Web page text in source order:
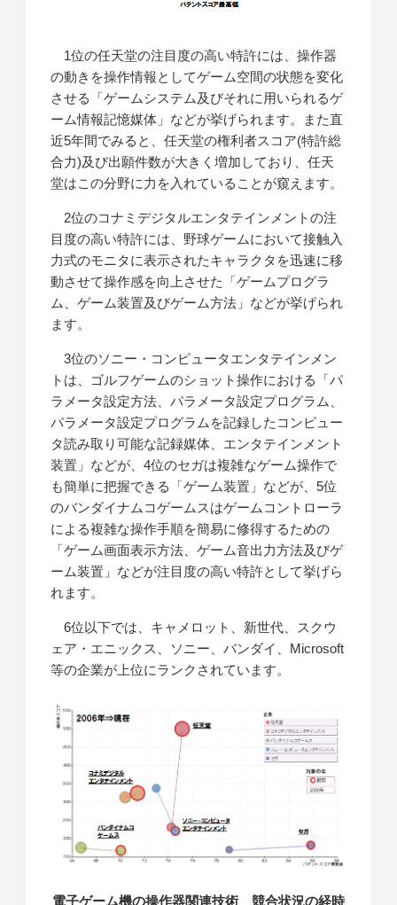
1位の任天堂の注目度の高い特許には、操作器
の動きを操作情報としてゲーム空間の状態を変化
させる「ゲームシステム及びそれに用いられるゲ
ーム情報記憶媒体」などが挙げられます。また直
近5年間でみると、任天堂の権利者スコア(特許総
合力)及び出願件数が大きく増加しており、任天
堂はこの分野に力を入れていることが窺えます。
2位のコナミデジタルエンタテインメントの注
目度の高い特許には、野球ゲームにおいて接触入
力式のモニタに表示されたキャラクタを迅速に移
動させて操作感を向上させた「ゲームプログラ
ム、ゲーム装置及びゲーム方法」などが挙げられ
ます。
3位のソニー・コンピュータエンタテインメン
トは、ゴルフゲームのショット操作における「パ
ラメータ設定方法、パラメータ設定プログラム、
パラメータ設定プログラムを記録したコンピュー
タ読み取り可能な記録媒体、エンタテインメント
装置」などが、4位のセガは複雑なゲーム操作で
も簡単に把握できる「ゲーム装置」などが、5位
のバンダイナムコゲームスはゲームコントローラ
による複雑な操作手順を簡易に修得するための
「ゲーム画面表示方法、ゲーム音出力方法及びゲ
ーム装置」などが注目度の高い特許として挙げら
れます。
6位以下では、キャメロット、新世代、スクウ
ェア・エニックス、ソニー、バンダイ、Microsoft
等の企業が上位にランクされています。
電子ゲーム機の操作器関連技術 競合状況の経時